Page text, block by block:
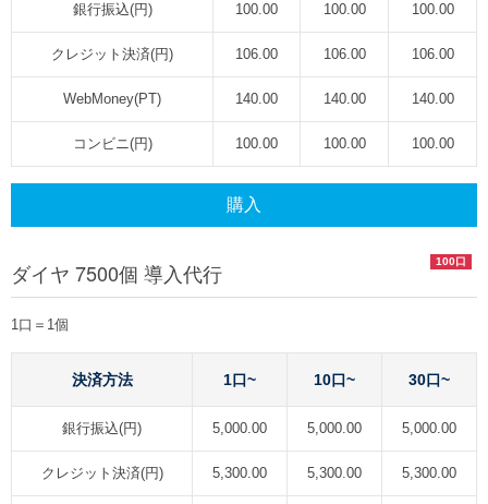
銀行振込(円) 100.00 100.00 100.00
クレジット決済(円) 106.00 106.00 106.00
WebMoney(PT) 140.00 140.00 140.00
コンビニ(円) 100.00 100.00 100.00
購入
100口
ダイヤ 7500個 導入代行
1口＝1個
決済方法 1口~ 10口~ 30口~
銀行振込(円) 5,000.00 5,000.00 5,000.00
クレジット決済(円) 5,300.00 5,300.00 5,300.00